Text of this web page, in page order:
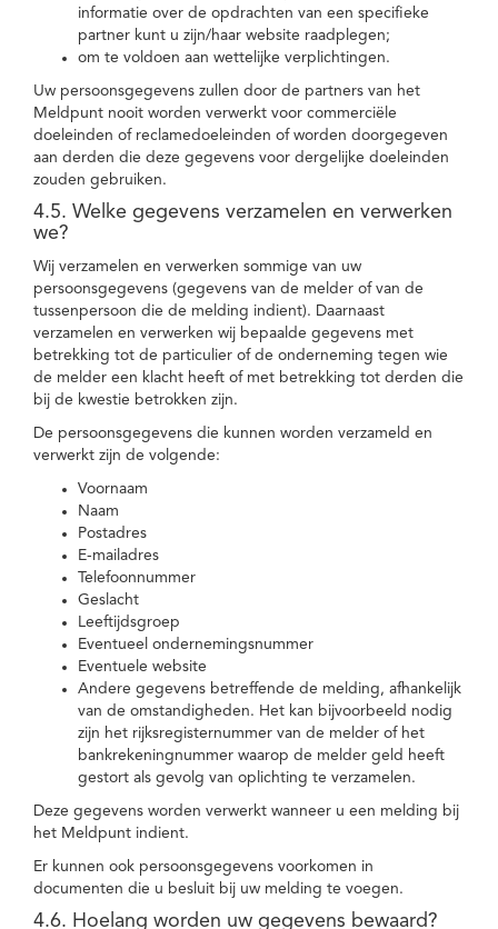
informatie over de opdrachten van een specifieke
partner kunt u zijn/haar website raadplegen;
om te voldoen aan wettelijke verplichtingen.
Uw persoonsgegevens zullen door de partners van het
Meldpunt nooit worden verwerkt voor commerciële
doeleinden of reclamedoeleinden of worden doorgegeven
aan derden die deze gegevens voor dergelijke doeleinden
zouden gebruiken.
4.5. Welke gegevens verzamelen en verwerken
we?
Wij verzamelen en verwerken sommige van uw
persoonsgegevens (gegevens van de melder of van de
tussenpersoon die de melding indient). Daarnaast
verzamelen en verwerken wij bepaalde gegevens met
betrekking tot de particulier of de onderneming tegen wie
de melder een klacht heeft of met betrekking tot derden die
bij de kwestie betrokken zijn.
De persoonsgegevens die kunnen worden verzameld en
verwerkt zijn de volgende:
Voornaam
Naam
Postadres
E-mailadres
Telefoonnummer
Geslacht
Leeftijdsgroep
Eventueel ondernemingsnummer
Eventuele website
Andere gegevens betreffende de melding, afhankelijk
van de omstandigheden. Het kan bijvoorbeeld nodig
zijn het rijksregisternummer van de melder of het
bankrekeningnummer waarop de melder geld heeft
gestort als gevolg van oplichting te verzamelen.
Deze gegevens worden verwerkt wanneer u een melding bij
het Meldpunt indient.
Er kunnen ook persoonsgegevens voorkomen in
documenten die u besluit bij uw melding te voegen.
4.6. Hoelang worden uw gegevens bewaard?